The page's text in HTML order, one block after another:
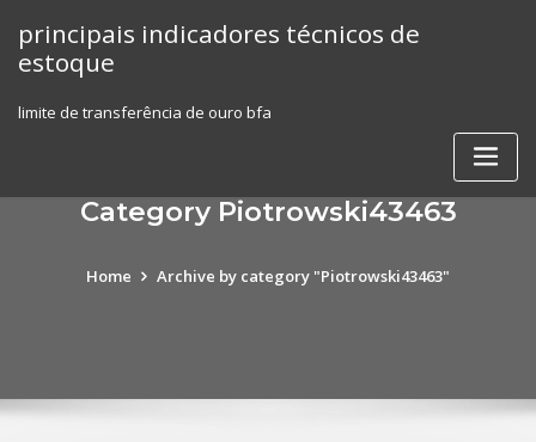
content
principais indicadores técnicos de
estoque
limite de transferência de ouro bfa
Category Piotrowski43463
Home Archive by category "Piotrowski43463"